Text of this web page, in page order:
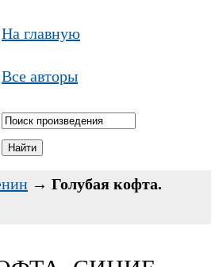
На главную
Все авторы
→ Голубая кофта.